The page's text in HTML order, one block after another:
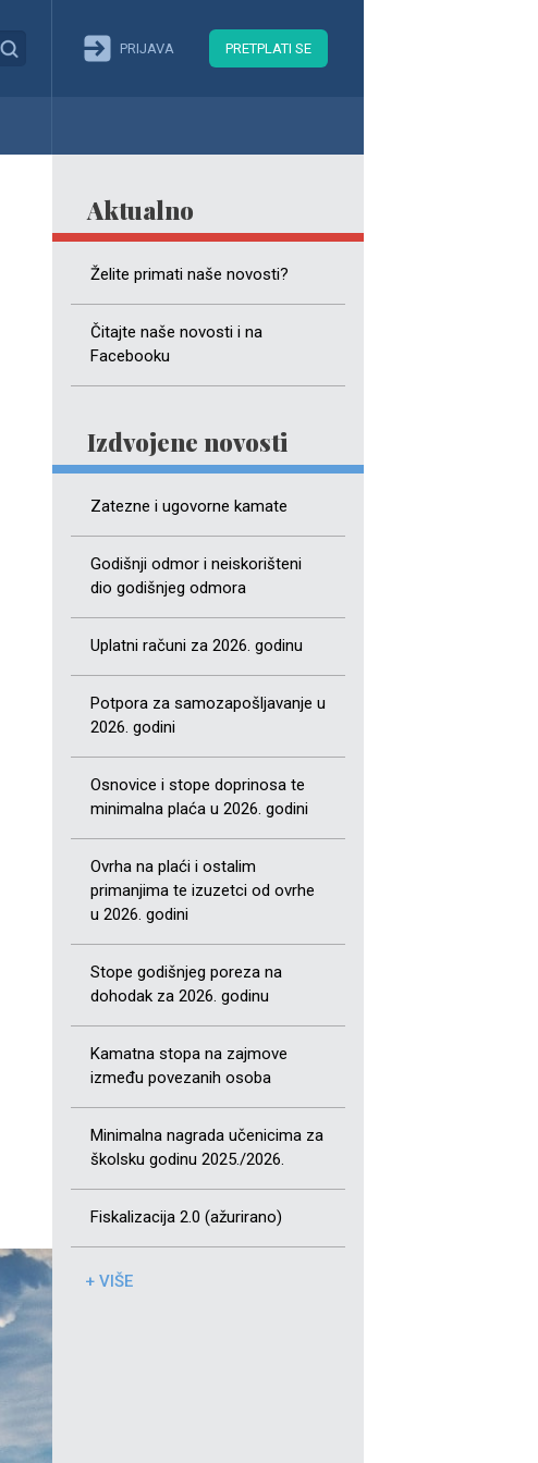
PRIJAVA PRETPLATI SE
Aktualno
Želite primati naše novosti?
Čitajte naše novosti i na
Facebooku
Izdvojene novosti
Zatezne i ugovorne kamate
Godišnji odmor i neiskorišteni
dio godišnjeg odmora
Uplatni računi za 2026. godinu
Potpora za samozapošljavanje u
2026. godini
Osnovice i stope doprinosa te
minimalna plaća u 2026. godini
Ovrha na plaći i ostalim
primanjima te izuzetci od ovrhe
u 2026. godini
Stope godišnjeg poreza na
dohodak za 2026. godinu
Kamatna stopa na zajmove
između povezanih osoba
Minimalna nagrada učenicima za
školsku godinu 2025./2026.
Fiskalizacija 2.0 (ažurirano)
+ VIŠE